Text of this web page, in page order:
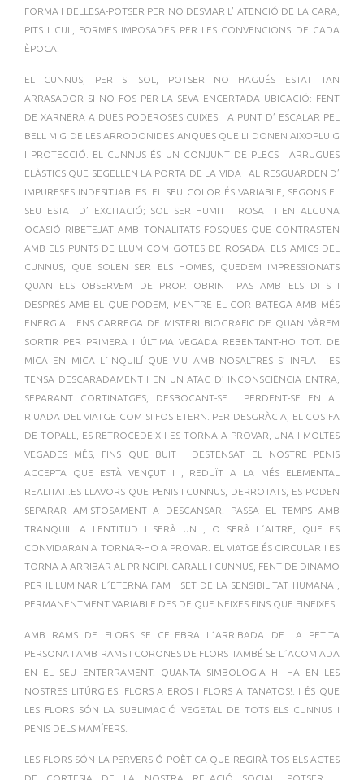
FORMA I BELLESA-POTSER PER NO DESVIAR L’ ATENCIÓ DE LA CARA,
PITS I CUL, FORMES IMPOSADES PER LES CONVENCIONS DE CADA
ÈPOCA.
EL CUNNUS, PER SI SOL, POTSER NO HAGUÉS ESTAT TAN
ARRASADOR SI NO FOS PER LA SEVA ENCERTADA UBICACIÓ: FENT
DE XARNERA A DUES PODEROSES CUIXES I A PUNT D’ ESCALAR PEL
BELL MIG DE LES ARRODONIDES ANQUES QUE LI DONEN AIXOPLUIG
I PROTECCIÓ. EL CUNNUS ÉS UN CONJUNT DE PLECS I ARRUGUES
ELÀSTICS QUE SEGELLEN LA PORTA DE LA VIDA I AL RESGUARDEN D’
IMPURESES INDESITJABLES. EL SEU COLOR ÉS VARIABLE, SEGONS EL
SEU ESTAT D’ EXCITACIÓ; SOL SER HUMIT I ROSAT I EN ALGUNA
OCASIÓ RIBETEJAT AMB TONALITATS FOSQUES QUE CONTRASTEN
AMB ELS PUNTS DE LLUM COM GOTES DE ROSADA. ELS AMICS DEL
CUNNUS, QUE SOLEN SER ELS HOMES, QUEDEM IMPRESSIONATS
QUAN ELS OBSERVEM DE PROP. OBRINT PAS AMB ELS DITS I
DESPRÉS AMB EL QUE PODEM, MENTRE EL COR BATEGA AMB MÉS
ENERGIA I ENS CARREGA DE MISTERI BIOGRAFIC DE QUAN VÀREM
SORTIR PER PRIMERA I ÚLTIMA VEGADA REBENTANT-HO TOT. DE
MICA EN MICA L´INQUILÍ QUE VIU AMB NOSALTRES S’ INFLA I ES
TENSA DESCARADAMENT I EN UN ATAC D’ INCONSCIÈNCIA ENTRA,
SEPARANT CORTINATGES, DESBOCANT-SE I PERDENT-SE EN AL
RIUADA DEL VIATGE COM SI FOS ETERN. PER DESGRÀCIA, EL COS FA
DE TOPALL, ES RETROCEDEIX I ES TORNA A PROVAR, UNA I MOLTES
VEGADES MÉS, FINS QUE BUIT I DESTENSAT EL NOSTRE PENIS
ACCEPTA QUE ESTÀ VENÇUT I , REDUÏT A LA MÉS ELEMENTAL
REALITAT..ES LLAVORS QUE PENIS I CUNNUS, DERROTATS, ES PODEN
SEPARAR AMISTOSAMENT A DESCANSAR. PASSA EL TEMPS AMB
TRANQUIL.LA LENTITUD I SERÀ UN , O SERÀ L´ALTRE, QUE ES
CONVIDARAN A TORNAR-HO A PROVAR. EL VIATGE ÉS CIRCULAR I ES
TORNA A ARRIBAR AL PRINCIPI. CARALL I CUNNUS, FENT DE DINAMO
PER IL.LUMINAR L´ETERNA FAM I SET DE LA SENSIBILITAT HUMANA ,
PERMANENTMENT VARIABLE DES DE QUE NEIXES FINS QUE FINEIXES.
AMB RAMS DE FLORS SE CELEBRA L´ARRIBADA DE LA PETITA
PERSONA I AMB RAMS I CORONES DE FLORS TAMBÉ SE L´ACOMIADA
EN EL SEU ENTERRAMENT. QUANTA SIMBOLOGIA HI HA EN LES
NOSTRES LITÚRGIES: FLORS A EROS I FLORS A TANATOS!. I ÉS QUE
LES FLORS SÓN LA SUBLIMACIÓ VEGETAL DE TOTS ELS CUNNUS I
PENIS DELS MAMÍFERS.
LES FLORS SÓN LA PERVERSIÓ POÈTICA QUE REGIRÀ TOS ELS ACTES